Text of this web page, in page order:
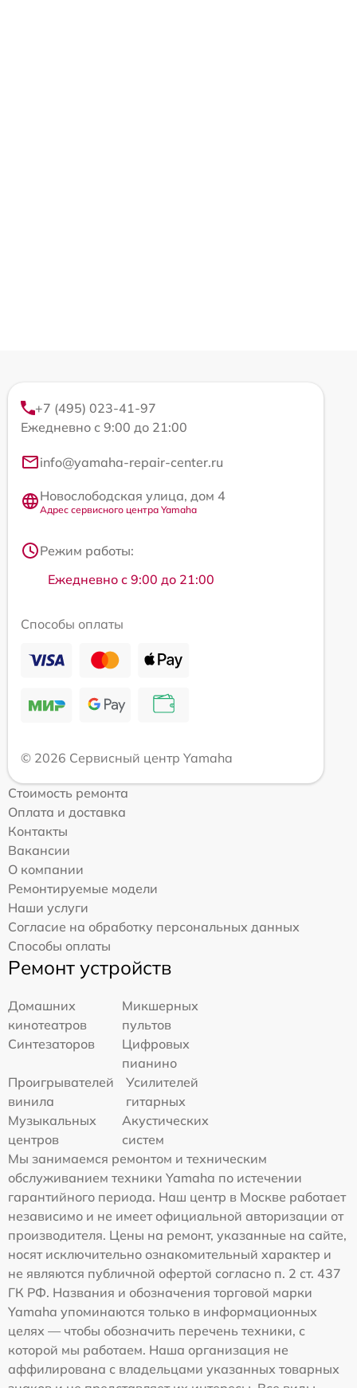
+7 (495) 023-41-97
Ежедневно с 9:00 до 21:00
info@yamaha-repair-center.ru
Новослободская улица, дом 4
Адрес сервисного центра Yamaha
Режим работы:
Ежедневно с 9:00 до 21:00
Способы оплаты
© 2026 Сервисный центр Yamaha
Стоимость ремонта
Оплата и доставка
Контакты
Вакансии
О компании
Ремонтируемые модели
Наши услуги
Согласие на обработку персональных данных
Способы оплаты
Ремонт устройств
Домашних
кинотеатров
Микшерных
пультов
Синтезаторов
Цифровых
пианино
Проигрывателей
винила
Усилителей
гитарных
Музыкальных
центров
Акустических
систем
Мы занимаемся ремонтом и техническим
обслуживанием техники Yamaha по истечении
гарантийного периода. Наш центр в Москве работает
независимо и не имеет официальной авторизации от
производителя. Цены на ремонт, указанные на сайте,
носят исключительно ознакомительный характер и
не являются публичной офертой согласно п. 2 ст. 437
ГК РФ. Названия и обозначения торговой марки
Yamaha упоминаются только в информационных
целях — чтобы обозначить перечень техники, с
которой мы работаем. Наша организация не
аффилирована с владельцами указанных товарных